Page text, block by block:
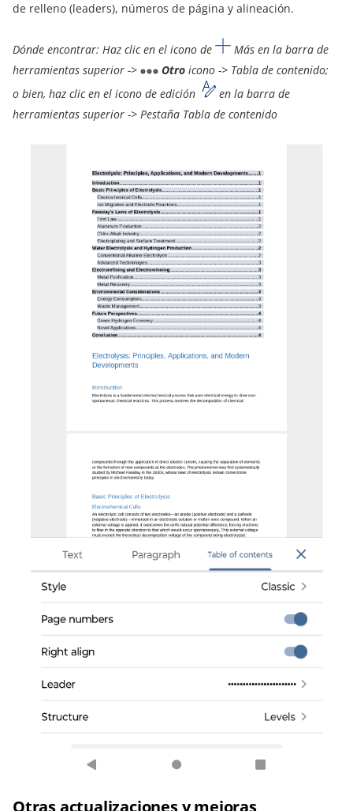
de relleno (leaders), números de página y alineación.
Dónde encontrar: Haz clic en el icono de
Más en la barra de
herramientas superior ->
Otro icono -> Tabla de contenido;
o bien, haz clic en el icono de edición
en la barra de
herramientas superior -> Pestaña Tabla de contenido
Otras actualizaciones y mejoras